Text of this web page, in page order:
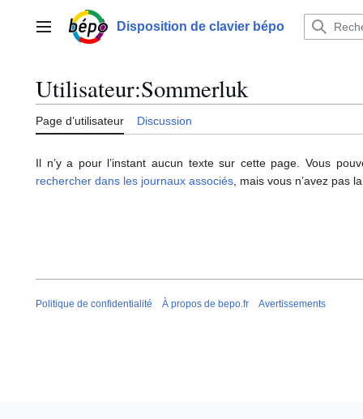
contenuMenu principalDisposition de clavier bépo
Utilisateur:Sommerluk
Page d’utilisateur Discussion
Il n’y a pour l’instant aucun texte sur cette page. Vous
rechercher dans les journaux associés , mais vous n’avez pas
Politique de confidentialité À propos de bepo.fr Avertissements